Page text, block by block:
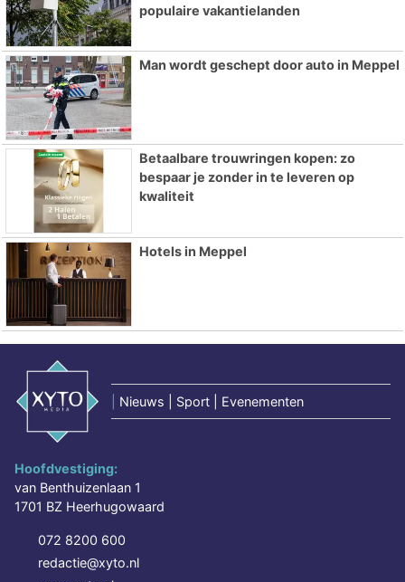
populaire vakantielanden
Man wordt geschept door auto in Meppel
Betaalbare trouwringen kopen: zo
bespaar je zonder in te leveren op
kwaliteit
Hotels in Meppel
Nieuws | Sport | Evenementen
Hoofdvestiging:
van Benthuizenlaan 1
1701 BZ Heerhugowaard
072 8200 600
redactie@xyto.nl